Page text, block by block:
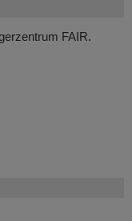
FAIR.